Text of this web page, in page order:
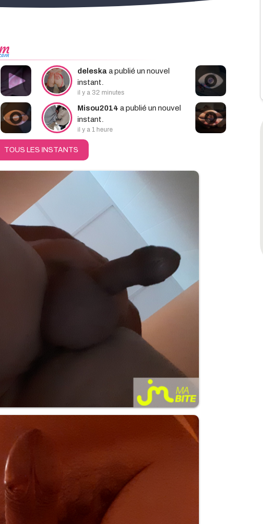
deleska a publié un nouvel
instant.
il y a 32 minutes
Misou2014 a publié un nouvel
instant.
il y a 1 heure
TOUS LES INSTANTS